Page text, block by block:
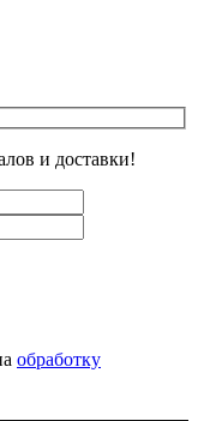
и доставки!
обработку